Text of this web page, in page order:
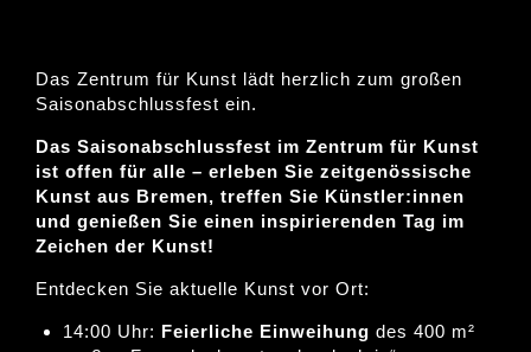
Das Zentrum für Kunst lädt herzlich zum großen
Saisonabschlussfest ein.
Das Saisonabschlussfest im Zentrum für Kunst
ist offen für alle – erleben Sie zeitgenössische
Kunst aus Bremen, treffen Sie Künstler:innen
und genießen Sie einen inspirierenden Tag im
Zeichen der Kunst!
Entdecken Sie aktuelle Kunst vor Ort:
14:00 Uhr: Feierliche Einweihung des 400 m²